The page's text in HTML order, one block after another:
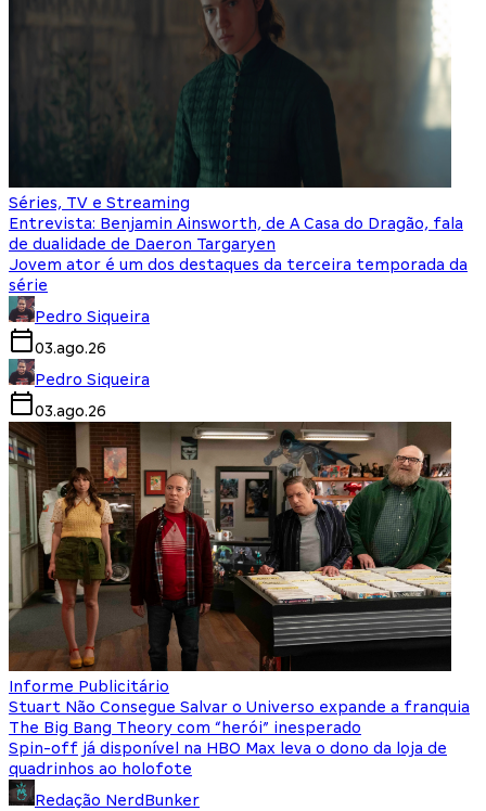
Séries, TV e Streaming
Entrevista: Benjamin Ainsworth, de A Casa do Dragão, fala
de dualidade de Daeron Targaryen
Jovem ator é um dos destaques da terceira temporada da
série
Pedro Siqueira
03.ago.26
Pedro Siqueira
03.ago.26
Informe Publicitário
Stuart Não Consegue Salvar o Universo expande a franquia
The Big Bang Theory com “herói” inesperado
Spin-off já disponível na HBO Max leva o dono da loja de
quadrinhos ao holofote
Redação NerdBunker